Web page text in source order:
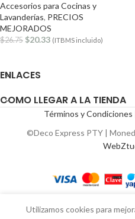
Accesorios para Cocinas y
Lavanderías, PRECIOS
MEJORADOS
$26.75 $20.33 (ITBMS incluido)
ENLACES
COMO LLEGAR A LA TIENDA
Términos y Condiciones
©Deco Express PTY |
Utilizamos cookies para